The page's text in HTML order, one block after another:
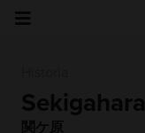
Sekigahara
関ケ原